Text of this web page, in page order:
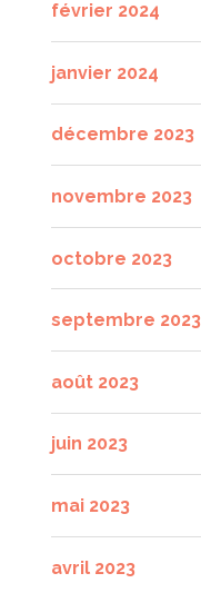
février 2024
janvier 2024
décembre 2023
novembre 2023
octobre 2023
septembre 2023
août 2023
juin 2023
mai 2023
avril 2023